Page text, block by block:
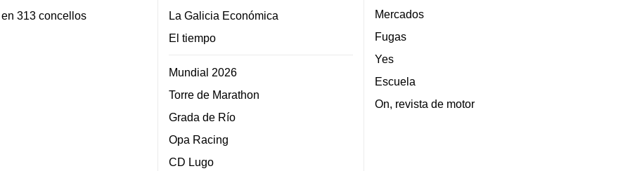
313 concellos
La Galicia Económica
El tiempo
Mundial 2026
Torre de Marathon
Grada de Río
Opa Racing
CD Lugo
Mercados
Fugas
Yes
Escuela
On, revista de motor